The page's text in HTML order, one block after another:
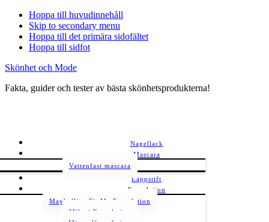
Hoppa till huvudinnehåll
Skip to secondary menu
Hoppa till det primära sidofältet
Hoppa till sidfot
Skönhet och Mode
Fakta, guider och tester av bästa skönhetsprodukterna!
Nagellack
Mascara
Vattenfast mascara
Läppstift
Foundation
Maybelline Fit Me Foundation
Milani Foundation